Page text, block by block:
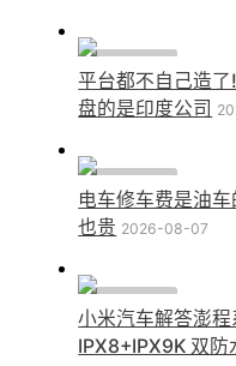
平台都不自己造
盘的是印度公司
电车修车费是油
也贵 2026-08-07
小米汽车解答澎
IPX8+IPX9K 双防